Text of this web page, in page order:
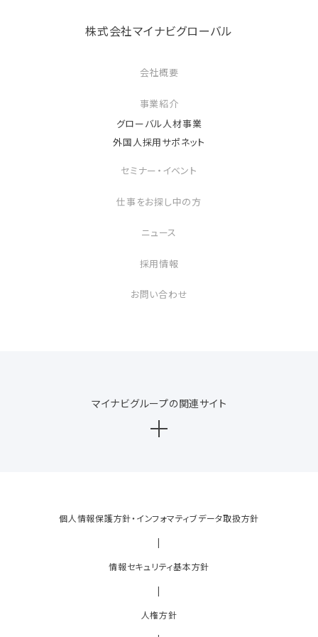
株式会社マイナビグローバル
会社概要
事業紹介
グローバル人材事業
外国人採用サポネット
セミナー・イベント
仕事をお探し中の方
ニュース
採用情報
お問い合わせ
マイナビグループの関連サイト
個人情報保護方針・インフォマティブデータ取扱方針
|
情報セキュリティ基本方針
|
人権方針